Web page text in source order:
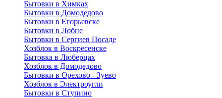
Бытовки в Химках
Бытовки в Домодедово
Бытовки в Егорьевске
Бытовки в Лобне
Бытовки в Сергиев Посаде
Хозблок в Воскресенске
Бытовка в Люберцах
Хозблок в Домодедово
Бытовки в Орехово - Зуево
Хозблок в Электроугли
Бытовки в Ступино